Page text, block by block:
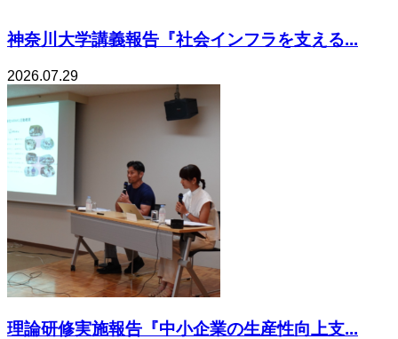
神奈川大学講義報告『社会インフラを支える...
2026.07.29
理論研修実施報告『中小企業の生産性向上支...